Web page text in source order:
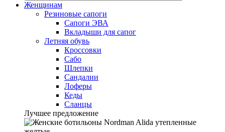
Женщинам
Резиновые сапоги
Cапоги ЭВА
Вкладыши для сапог
Летняя обувь
Кроссовки
Сабо
Шлепки
Сандалии
Лоферы
Кеды
Сланцы
Лучшее предложение